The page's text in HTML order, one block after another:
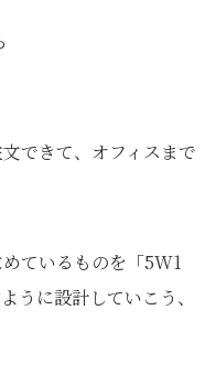
できて、オフィスまで
ているものを「5W1
うに設計していこう、